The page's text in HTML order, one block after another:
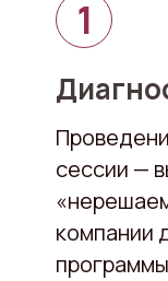
сессии —
компании
программы